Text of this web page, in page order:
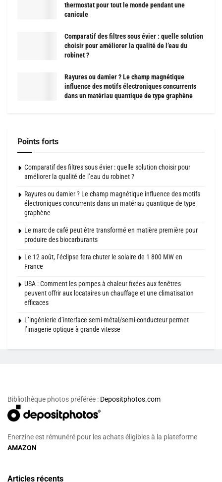
thermostat pour tout le monde pendant une
canicule
Comparatif des filtres sous évier : quelle solution
choisir pour améliorer la qualité de l’eau du
robinet ?
Rayures ou damier ? Le champ magnétique
influence des motifs électroniques concurrents
dans un matériau quantique de type graphène
Points forts
Comparatif des filtres sous évier : quelle solution choisir pour
améliorer la qualité de l’eau du robinet ?
Rayures ou damier ? Le champ magnétique influence des motifs
électroniques concurrents dans un matériau quantique de type
graphène
Le marc de café peut être transformé en matière première pour
produire des biocarburants
Le 12 août, l’éclipse fera chuter le solaire de 1 800 MW en
France
USA : Comment les pompes à chaleur fixées aux fenêtres
peuvent offrir aux locataires un chauffage et une climatisation
efficaces
L’ingénierie d’interface semi-métal/semi-conducteur permet
l’imagerie optique à grande vitesse
Bibliothèque photos préférée : Depositphotos.com
Enerzine est rémunéré pour les achats éligibles à la plateforme
AMAZON
Articles récents